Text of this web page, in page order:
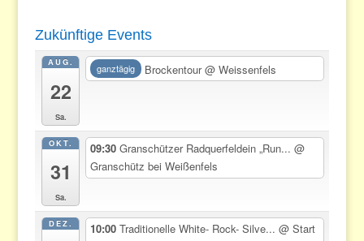
Zukünftige Events
AUG.
22
Sa.
ganztägig Brockentour@ Weissenfels
OKT.
31
Sa.
09:30Granschützer Radquerfeldein „Run...@
Granschütz bei Weißenfels
DEZ. 10:00Traditionelle White- Rock- Silve...@ Start